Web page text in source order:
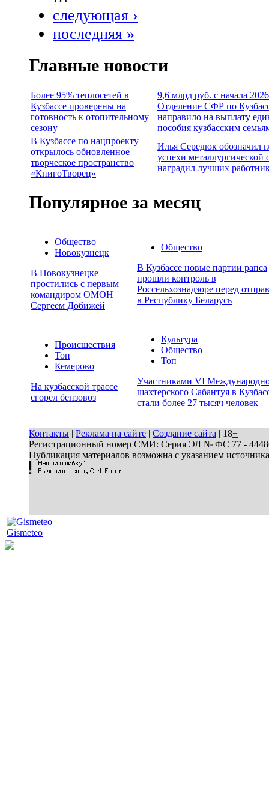
следующая ›
последняя »
Главные новости
Более 95% теплосетей в
Кузбассе проверены на
готовность к отопительному
сезону
9,6 млрд руб. с начала
Отделение СФР по
направило на выплату
пособия кузбасским
В Кузбассе по нацпроекту
открылось обновленное
творческое пространство
«КнигоТворец»
Илья Середюк обозначил
успехи металлургической
наградил лучших
Популярное за месяц
Общество
Новокузнецк
В Новокузнецке
простились с первым
командиром ОМОН
Сергеем Добижей
Общество
В Кузбассе новые партии рапса
прошли контроль в
Россельхознадзоре перед
в Республику Беларусь
Происшествия
Топ
Кемерово
На кузбасской трассе
сгорел бензовоз
Культура
Общество
Топ
Участниками VI
шахтерского Сабантуя в
стали более 27 тысяч человек
Контакты | Реклама на сайте | Создание сайта | 18+
Регистрационный номер СМИ: Серия ЭЛ № ФС 77 - 44486
Публикация материалов возможна с указанием
Gismeteo